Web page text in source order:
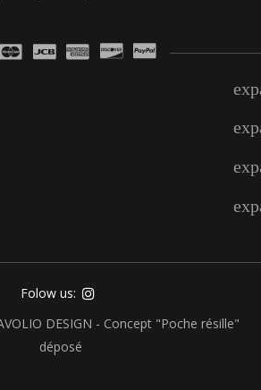
Folow us:
DESIGN - Concept "Poche résille"
déposé